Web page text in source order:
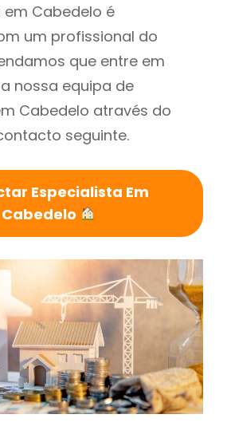
em Cabedelo é
um profissional do
que entre em
nossa equipa de
Cabedelo através do
seguinte.
Especialista Em
Cabedelo